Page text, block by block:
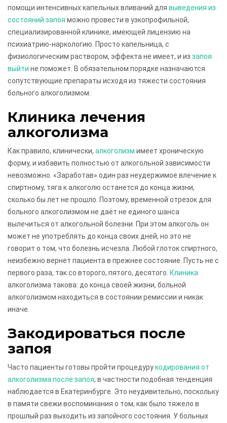
помощи интенсивных капельных вливаний для выведения из
состояний запоя можно провести в узкопрофильной,
специализированной клинике, имеющей лицензию на
психиатрию-наркологию. Просто капельница, с
физиологическим раствором, эффекта не имеет, и из запоя
выйти не поможет. В обязательном порядке назначаются
сопутствующие препараты исходя из тяжести состояния
больного алкоголизмом.
Клиника лечения
алкоголизма
Как правило, клинически, алкоголизм имеет хроническую
форму, и избавить полностью от алкогольной зависимости
невозможно. «Заработав» один раз неудержимое влечение к
спиртному, тяга к алкоголю останется до конца жизни,
сколько бы лет не прошло. Поэтому, временной отрезок для
больного алкоголизмом не даёт не единого шанса
вылечиться от алкогольной болезни. При этом алкоголь он
может не употреблять до конца своих дней, но это не
говорит о том, что болезнь исчезла. Любой глоток спиртного,
неизбежно вернет пациента в прежнее состояние. Пусть не с
первого раза, так со второго, пятого, десятого. Клиника
алкоголизма такова: до конца своей жизни, больной
алкоголизмом находиться в состоянии ремиссии и никак
иначе.
Закодироваться после
запоя
Часто пациенты готовы пройти процедурукодирования от
алкоголизма после запоя, в частности подобная тенденция
наблюдается в Екатеринбурге. Это неудивительно, поскольку
в памяти свежи воспоминания о том, как было тяжело в
прошлый раз выходить из запойного состояния. У больных